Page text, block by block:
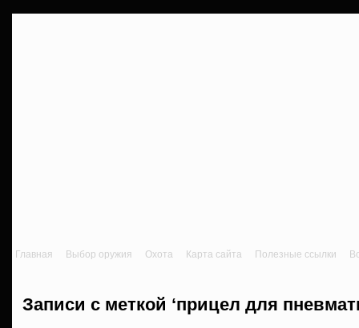
Главная Выбор оружия Охота Карта сайта Полезные ссылки
Записи с меткой ‘прицел для